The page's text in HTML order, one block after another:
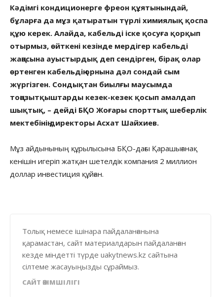
Кәдімгі кондиционерге фреон құятынындай,
бұларға да мұз қатыратын түрлі химиялық қоспа
құю керек. Алайда, кабельді іске қосуға қорқып
отырмыз, өйткені кезінде мердігер кабельді
жаңасына ауыстырдық деп сендірген, бірақ олар
өртенген кабельдің орнына дәл сондай сым
жүргізген. Сондықтан биылғы маусымда
тоңазытқыштарды кезек-кезек қосып амалдап
шықтық, – дейді БҚО Жоғары спорттық шеберлік
мектебінің директоры Асхат Шайхиев.
Мұз айдынының құрылысына БҚО-дағы Қарашығанақ
кенішін игеріп жатқан шетелдік компания 2 миллион
доллар инвестиция құйған.
Толық немесе ішінара пайдаланғанына
қарамастан, сайт материалдарын пайдаланған
кезде міндетті түрде uakytnews.kz сайтына
сілтеме жасауыңызды сұраймыз.
САЙТ ӘКІМШІЛІГІ